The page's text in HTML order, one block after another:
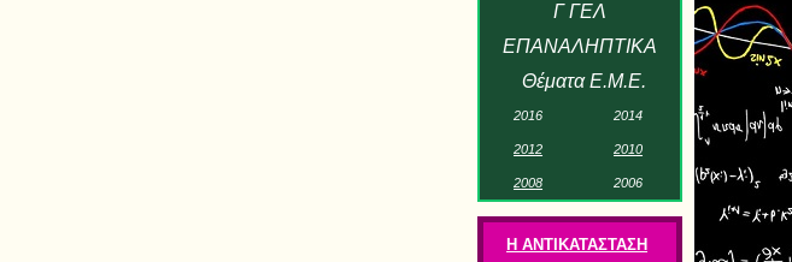
Γ ΓΕΛ
ΕΠΑΝΑΛΗΠΤΙΚΑ
Θέματα Ε.Μ.Ε.
2016 2014
2012 2010
2008 2006
Η ΑΝΤΙΚΑΤΑΣΤΑΣΗ